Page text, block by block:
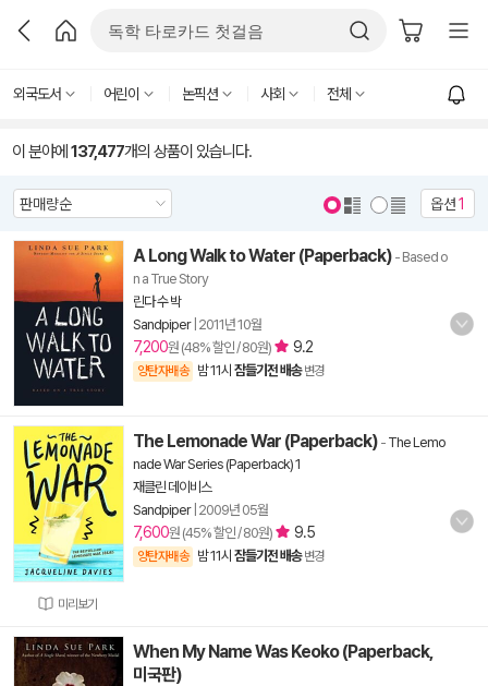
외국도서 어린이 논픽션 사회 전체
이 분야에 137,477개의 상품이 있습니다.
옵션1
A Long Walk to Water (Paperback) - Based o
n a True Story
린다 수 박
Sandpiper| 2011년 10월
7,200원 (48% 할인 / 80원) 9.2
양탄자배송 밤 11시 잠들기전 배송 변경
미리보기
The Lemonade War (Paperback) - The Lemo
nade War Series (Paperback) 1
재클린 데이비스
Sandpiper| 2009년 05월
7,600원 (45% 할인 / 80원) 9.5
양탄자배송 밤 11시 잠들기전 배송 변경
When My Name Was Keoko (Paperback,
미국판)